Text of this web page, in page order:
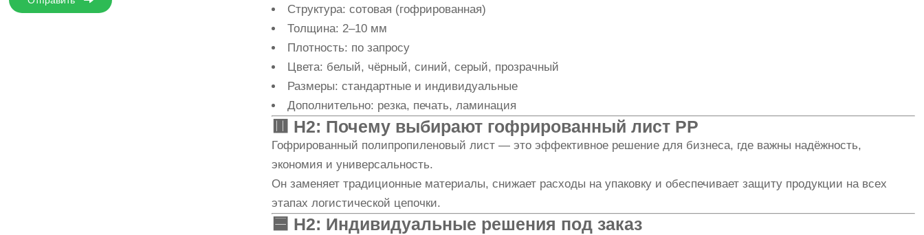
Структура: сотовая (гофрированная)
Толщина: 2–10 мм
Плотность: по запросу
Цвета: белый, чёрный, синий, серый, прозрачный
Размеры: стандартные и индивидуальные
Дополнительно: резка, печать, ламинация
🟥 H2: Почему выбирают гофрированный лист PP
Гофрированный полипропиленовый лист — это эффективное решение для бизнеса, где важны надёжность,
экономия и универсальность.
Он заменяет традиционные материалы, снижает расходы на упаковку и обеспечивает защиту продукции на всех
этапах логистической цепочки.
🟦 H2: Индивидуальные решения под заказ